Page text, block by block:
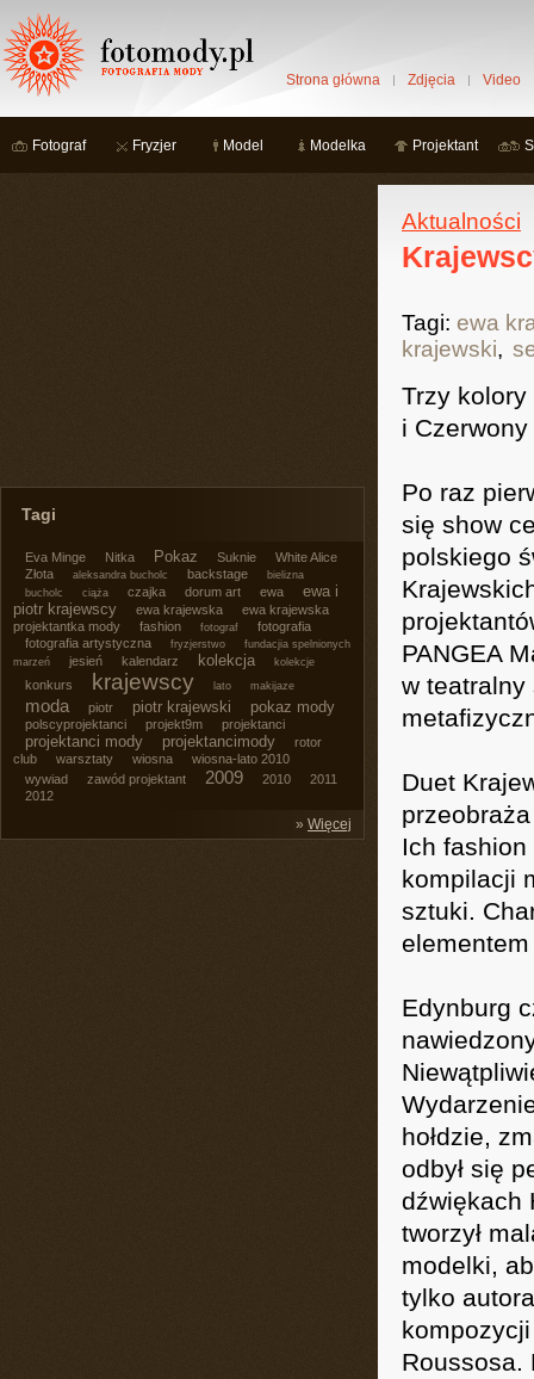
Strona główna Zdjęcia Video
Fotograf Fryzjer Model Modelka Projektant
Aktualności
Tagi: ewa
krajewski,
Trzy kolory
i Czerwony
Po raz
się show
polskiego
PANGEA
w teatralny
Duet
Ich
kompilacji
sztuki.
Edynburg
hołdzie,
odbył się
dźwiękach
tworzył
modelki,
tylko
Roussosa.
Tagi
Eva Minge Nitka Pokaz Suknie
White Alice
Złota
aleksandra bucholc backstage
bielizna
bucholc
ciąża czajka dorum art ewa
ewa i
piotr krajewscy
ewa krajewska
ewa krajewska
projektantka mody
fashion fotograf
fotografia
fotografia artystyczna
fryzjerstwo
fundacjia spelnionych
marzeń
jesień kalendarz kolekcja kolekcje
konkurs krajewscy lato makijaze
moda piotr piotr krajewski pokaz mody
polscyprojektanci projekt9m projektanci
projektanci mody projektancimody
rotor
club
warsztaty wiosna
wiosna-lato 2010
wywiad
zawód projektant 2009 2010
2011
2012
» Więcej